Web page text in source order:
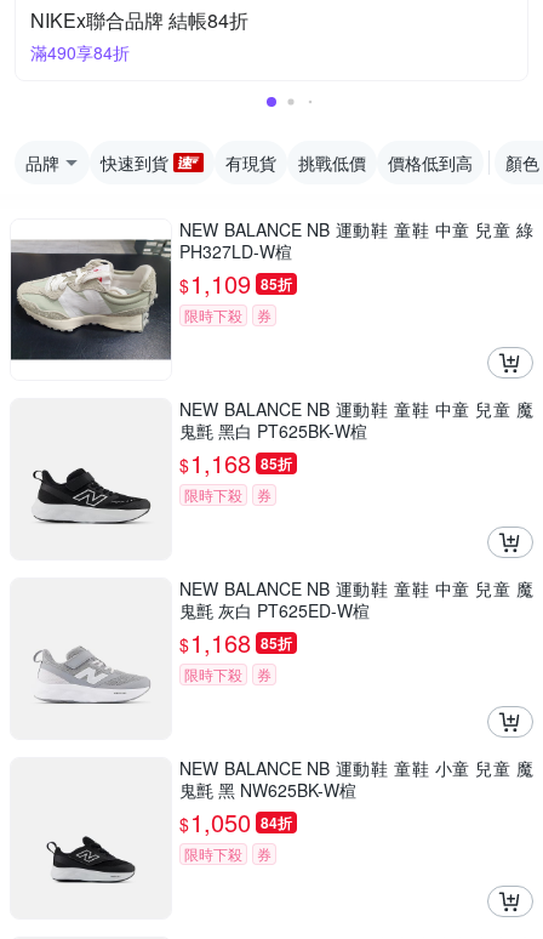
NIKEx聯合品牌 結帳84折
滿490享84折
品牌 快速到貨 有現貨 挑戰低價 價格低到高 顏色
NEW BALANCE NB 運動鞋 童鞋 中童 兒童 綠
PH327LD-W楦
$1,109 85折
限時下殺 券
NEW BALANCE NB 運動鞋 童鞋 中童 兒童 魔
鬼氈 黑白 PT625BK-W楦
$1,168 85折
限時下殺 券
NEW BALANCE NB 運動鞋 童鞋 中童 兒童 魔
鬼氈 灰白 PT625ED-W楦
$1,168 85折
限時下殺 券
NEW BALANCE NB 運動鞋 童鞋 小童 兒童 魔
鬼氈 黑 NW625BK-W楦
$1,050 84折
限時下殺 券